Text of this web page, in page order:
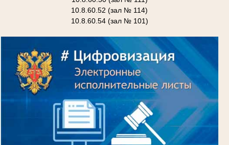
10.8.60.52 (зал № 114)
10.8.60.54 (зал № 101)